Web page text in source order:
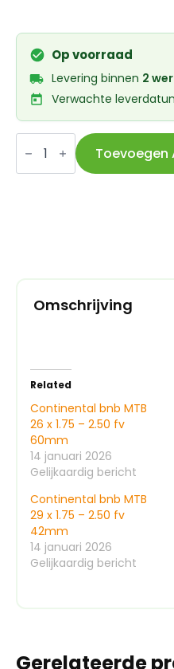
Op voorraad
Levering binnen 2
Verwachte
Continental
bnb
26
Toevoegen
Omschrijving
Related
Continental bnb MTB
26 x 1.75 – 2.50 fv
60mm
14 januari 2026
Gelijkaardig bericht
Continental bnb MTB
29 x 1.75 – 2.50 fv
42mm
14 januari 2026
Gelijkaardig bericht
Gerelateerde